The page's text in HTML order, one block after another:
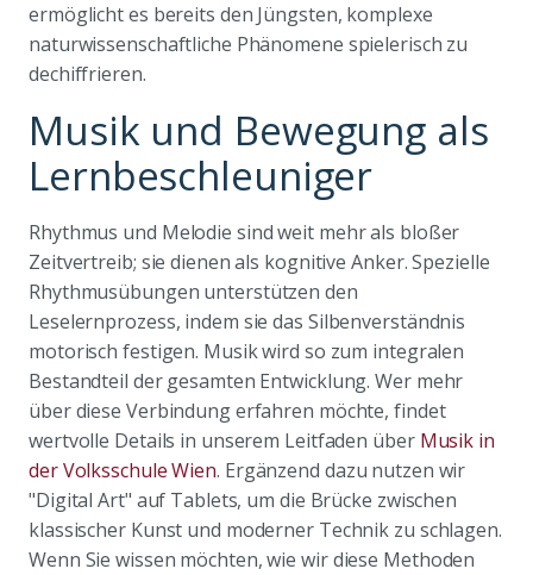
ermöglicht es bereits den Jüngsten, komplexe
naturwissenschaftliche Phänomene spielerisch zu
dechiffrieren.
Musik und Bewegung als
Lernbeschleuniger
Rhythmus und Melodie sind weit mehr als bloßer
Zeitvertreib; sie dienen als kognitive Anker. Spezielle
Rhythmusübungen unterstützen den
Leselernprozess, indem sie das Silbenverständnis
motorisch festigen. Musik wird so zum integralen
Bestandteil der gesamten Entwicklung. Wer mehr
über diese Verbindung erfahren möchte, findet
wertvolle Details in unserem Leitfaden über Musik in
der Volksschule Wien. Ergänzend dazu nutzen wir
"Digital Art" auf Tablets, um die Brücke zwischen
klassischer Kunst und moderner Technik zu schlagen.
Wenn Sie wissen möchten, wie wir diese Methoden